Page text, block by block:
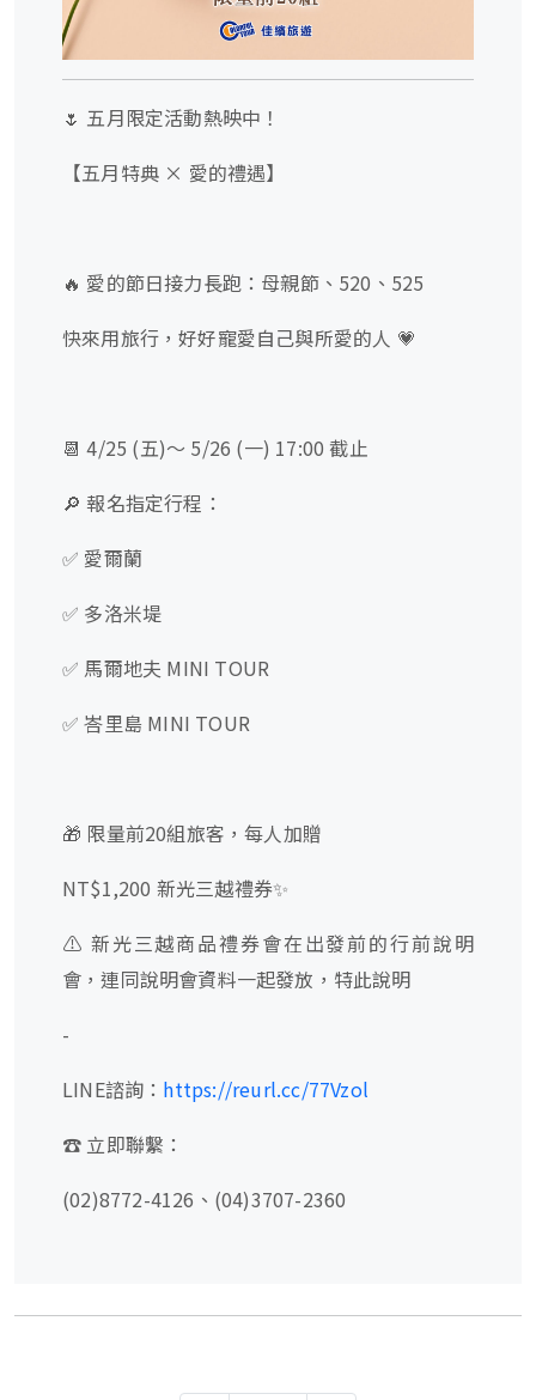
🌷 五月限定活動熱映中！
【五月特典 × 愛的禮遇】
🔥 愛的節日接力長跑：母親節、520、525
快來用旅行，好好寵愛自己與所愛的人 💗
📆 4/25 (五)～ 5/26 (一) 17:00 截止
🔎 報名指定行程：
✅️ 愛爾蘭
✅️ 多洛米堤
✅️ 馬爾地夫 MINI TOUR
✅️ 峇里島 MINI TOUR
🎁 限量前20組旅客，每人加贈
NT$1,200 新光三越禮券✨
⚠️ 新光三越商品禮券會在出發前的行前說明
會，連同說明會資料一起發放，特此說明
-
LINE諮詢： https://reurl.cc/77Vzol
☎️ 立即聯繫：
(02)8772-4126、(04)3707-2360